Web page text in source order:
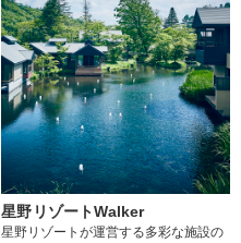
星野リゾートWalker
星野リゾートが運営する多彩な施設の